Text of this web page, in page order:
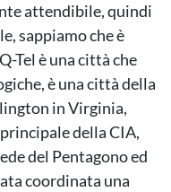
attendibile, quindi
sappiamo che è
Tel è una città che
è una città della
in Virginia,
della CIA,
del Pentagono ed
coordinata una